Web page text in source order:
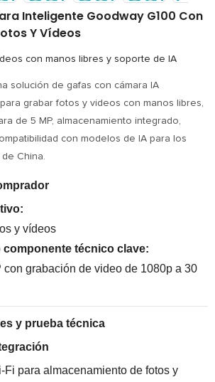
Inteligente Goodway G100 Con
Y Vídeos
con manos libres y soporte de IA
solución de gafas con cámara IA
grabar fotos y videos con manos libres,
de 5 MP, almacenamiento integrado,
con modelos de IA para los
China.
y vídeos
componente técnico clave:
con grabación de video de 1080p a 30
y prueba técnica
Fi para almacenamiento de fotos y